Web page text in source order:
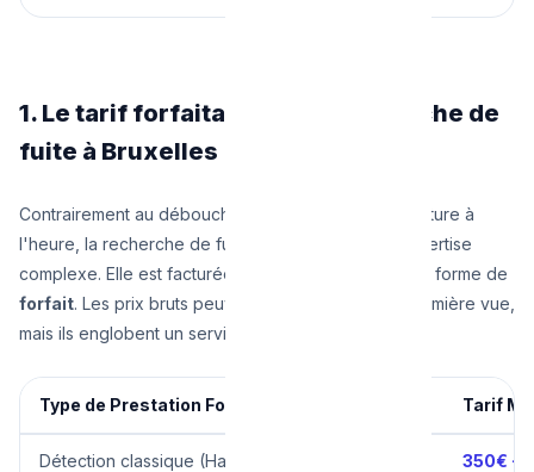
1. Le tarif forfaitaire d'une recherche de
fuite à Bruxelles
Contrairement au débouchage d'un évier qui se facture à
l'heure, la recherche de fuite est une mission d'expertise
complexe. Elle est facturée la plupart du temps sous forme de
forfait. Les prix bruts peuvent sembler élevés à première vue,
mais ils englobent un service de haute précision.
Type de Prestation Forfaitaire (Durée 1h à 3h) Tarif
Détection classique (Habitation / Appartement) 350€ -